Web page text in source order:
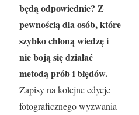
będą odpowiednie? Z
pewnością dla osób, które
szybko chłoną wiedzęi
nie boją się działać
metodą prób i błędów.
Zapisy na kolejne edycje
fotograficznego wyzwania